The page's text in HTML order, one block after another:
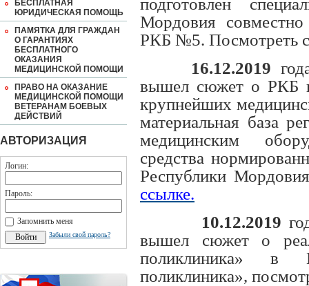
БЕСПЛАТНАЯ
ЮРИДИЧЕСКАЯ ПОМОЩЬ
ПАМЯТКА ДЛЯ ГРАЖДАН
О ГАРАНТИЯХ
БЕСПЛАТНОГО
ОКАЗАНИЯ
МЕДИЦИНСКОЙ ПОМОЩИ
ПРАВО НА ОКАЗАНИЕ
МЕДИЦИНСКОЙ ПОМОЩИ
ВЕТЕРАНАМ БОЕВЫХ
ДЕЙСТВИЙ
АВТОРИЗАЦИЯ
Логин:
Пароль:
Запомнить меня
Забыли свой пароль?
подготовлен
Мордовия
РКБ №5. Посмотреть
16.12.2019
вышел сюжет о РКБ
крупнейших
материальная база
медицинским
средства
Республики
ссылке.
10.12.2019
вышел сюжет о
поликлиника» в
поликлиника»,